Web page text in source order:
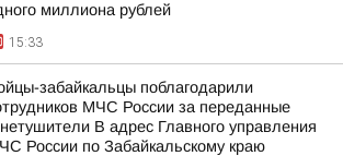
миллиона рублей
15:33
забайкальцы поблагодарили
МЧС России за переданные
В адрес Главного управления
России по Забайкальскому краю